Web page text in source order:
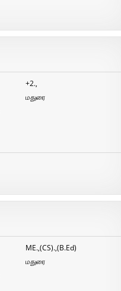
+2.,
மதுரை
ME.,(CS).,(B.Ed)
மதுரை